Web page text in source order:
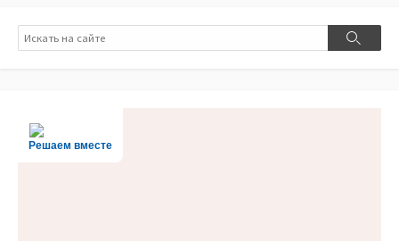
Поиск
Поиск
Решаем вместе